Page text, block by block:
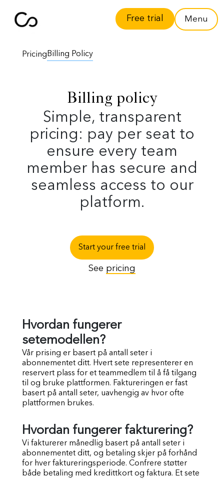
Free trial Menu
Pricing Billing Policy
Billing policy
Simple, transparent
pricing: pay per seat to
ensure every team
member has secure and
seamless access to our
platform.
Start your free trial
See pricing
Hvordan fungerer
setemodellen?
Vår prising er basert på antall seter i
abonnementet ditt. Hvert sete representerer en
reservert plass for et teammedlem til å få tilgang
til og bruke plattformen. Faktureringen er fast
basert på antall seter, uavhengig av hvor ofte
plattformen brukes.
Hvordan fungerer fakturering?
Vi fakturerer månedlig basert på antall seter i
abonnementet ditt, og betaling skjer på forhånd
for hver faktureringsperiode. Confrere støtter
både betaling med kredittkort og faktura. Et sete